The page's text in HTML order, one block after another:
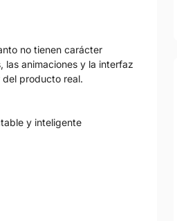
no tienen carácter
las animaciones y la interfaz
producto real.
y inteligente